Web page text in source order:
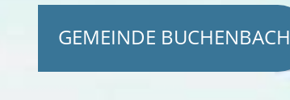
GEMEINDE BUCHENBACH